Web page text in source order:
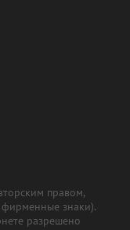
правом,
фирменные знаки).
разрешено